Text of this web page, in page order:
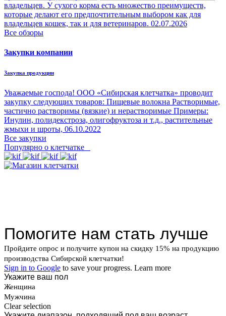
владельцев. У сухого корма есть множество преимуществ,
которые делают его предпочтительным выбором как для
владельцев кошек, так и для ветеринаров. 02.07.2026
Все обзоры
Закупки компании
Закупка продукции
Уважаемые господа! ООО «Сибирская клетчатка» проводит
закупку следующих товаров: Пищевые волокна Растворимые,
частично растворимы (вязкие) и нерастворимые Примеры:
Инулин, полидекстроза, олигофруктоза и т.д., растительные
жмыхи и шроты, 06.10.2022
Все закупки
Популярно о клетчатке